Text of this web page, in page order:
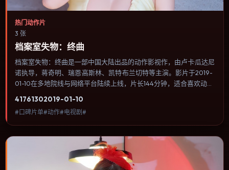
热门动作片
3 张
档案室失物：终曲
档案室失物：终曲是一部中国大陆出品的动作影视作，由卢卡·瓜达尼
诺执导，蒋奇明、瑞恩·高斯林、凯特·布兰切特等主演。影片于2019-
01-10在多地院线与网络平台陆续上线，片长144分钟，适合喜欢动作
节推进，节奏与视听语言统一，可作为休闲观影或类型片补片的选
择。
41761302019-01-10
#口碑片单#动作#电视剧#